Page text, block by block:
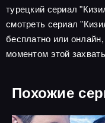
турецкий сериал
смотреть сериал
бесплатно или
моментом этой
Похожие